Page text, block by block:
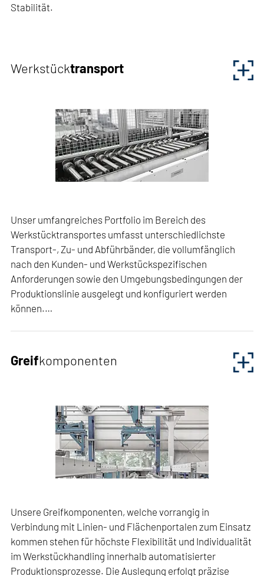
Stabilität.
Werkstücktransport
Unser umfangreiches Portfolio im Bereich des
Werkstücktransportes umfasst unterschiedlichste
Transport-, Zu- und Abführbänder, die vollumfänglich
nach den Kunden- und Werkstückspezifischen
Anforderungen sowie den Umgebungsbedingungen der
Produktionslinie ausgelegt und konfiguriert werden
können.…
Werkstücktransportes umfasst unterschiedlichste
Transport-, Zu- und Abführbänder, die vollumfänglich
Produktionslinie ausgelegt und konfiguriert werden
können. Dazu zählen beispielsweise Kettentaktbänder,
Schlepprahmenbänder, Gliederkettenbänder,
Palettenketten- und Palettentransportbänder,
Friktionsrollenbänder, Schwerkraftbänder und
Greifkomponenten
Unsere Greifkomponenten, welche vorrangig in
Verbindung mit Linien- und Flächenportalen zum Einsatz
kommen stehen für höchste Flexibilität und Individualität
im Werkstückhandling innerhalb automatisierter
Produktionsprozesse. Die Auslegung erfolgt präzise